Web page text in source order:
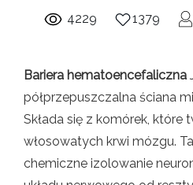
4229 1379
Bariera hematoencefaliczna
półprzepuszczalna ściana
Składa się z komórek, które
włosowatych krwi mózgu.
chemiczne izolowanie